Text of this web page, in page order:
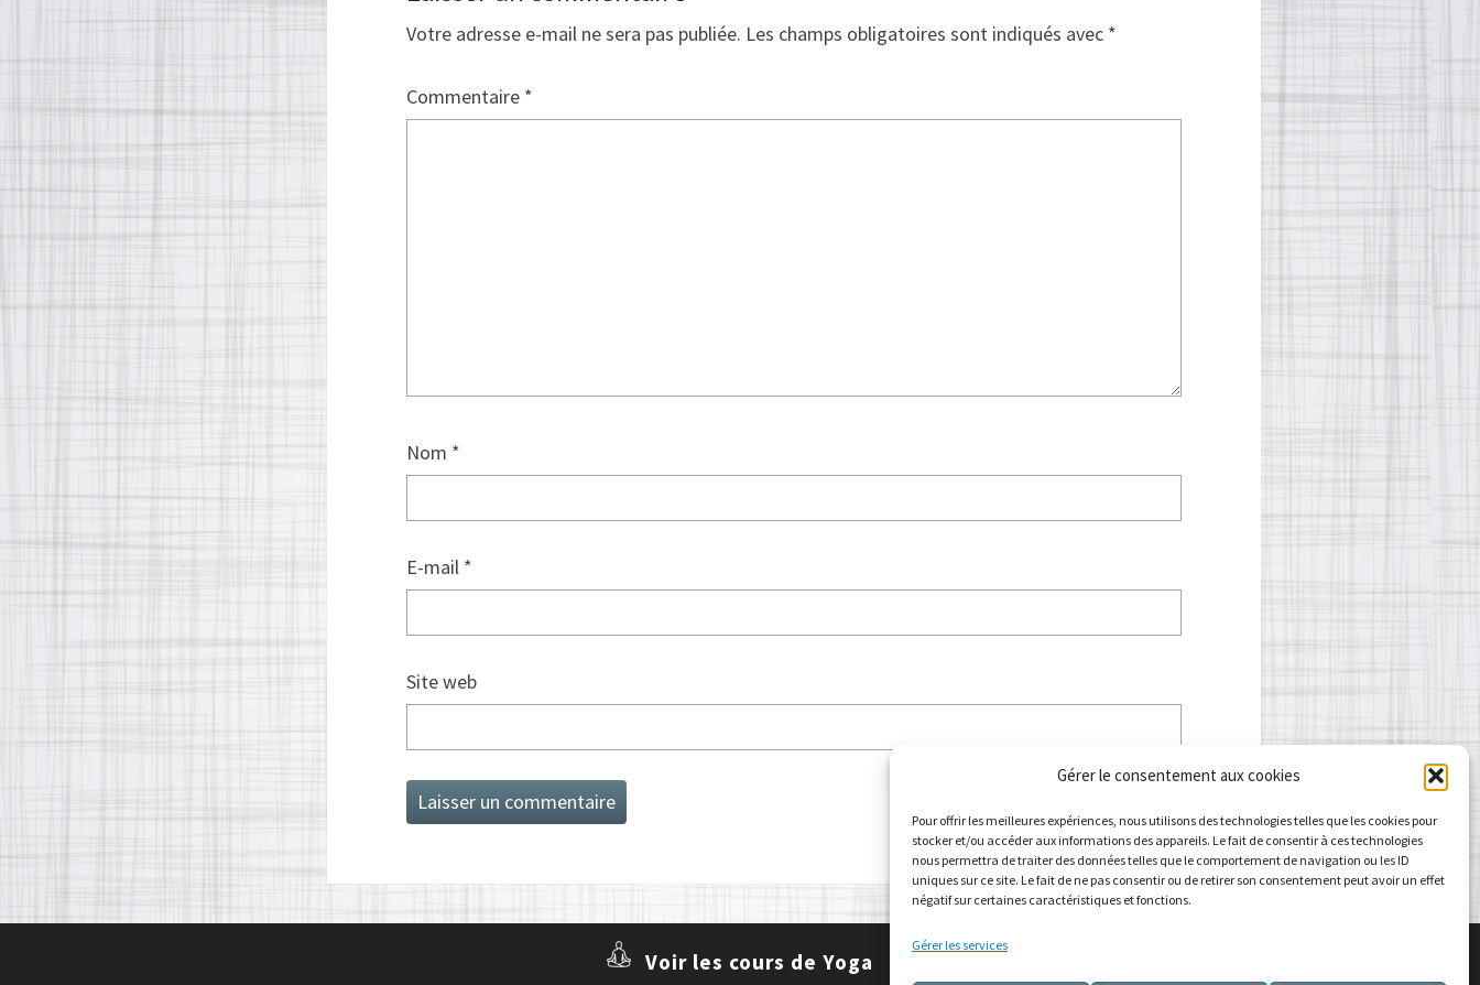
Gérer le consentement aux cookies
Pour offrir les meilleures expériences, nous utilisons des technologies telles que les cookies pour
stocker et/ou accéder aux informations des appareils. Le fait de consentir à ces technologies
nous permettra de traiter des données telles que le comportement de navigation ou les ID
uniques sur ce site. Le fait de ne pas consentir ou de retirer son consentement peut avoir un effet
négatif sur certaines caractéristiques et fonctions.
Gérer les services
Votre adresse e-mail ne sera pas publiée. Les champs obligatoires sont indiqués avec *
Commentaire *
Nom *
E-mail *
Site web
Voir les cours de Yoga